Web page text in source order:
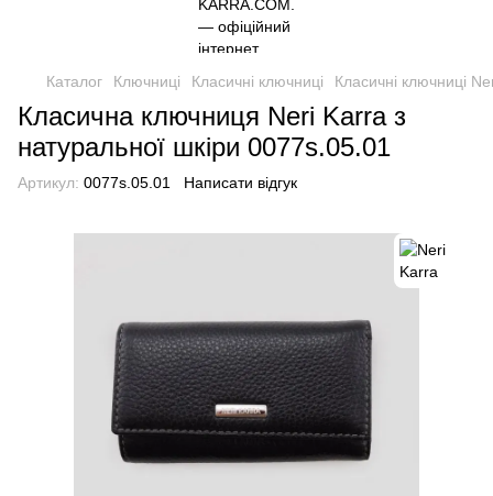
Каталог Ключниці Класичні ключниці Класичні ключниці
Класична ключниця Neri Karra з
натуральної шкіри 0077s.05.01
Артикул: 0077s.05.01 Написати відгук